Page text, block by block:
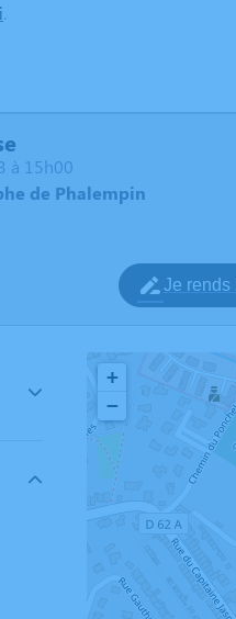
.
à 15h00
de Phalempin
Je rends
+
−